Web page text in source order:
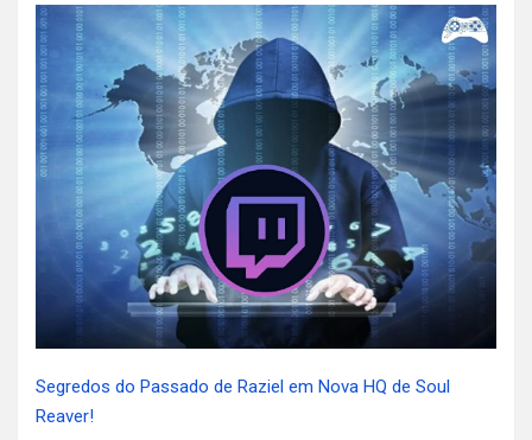
Segredos do Passado de Raziel em Nova HQ de Soul
Reaver!